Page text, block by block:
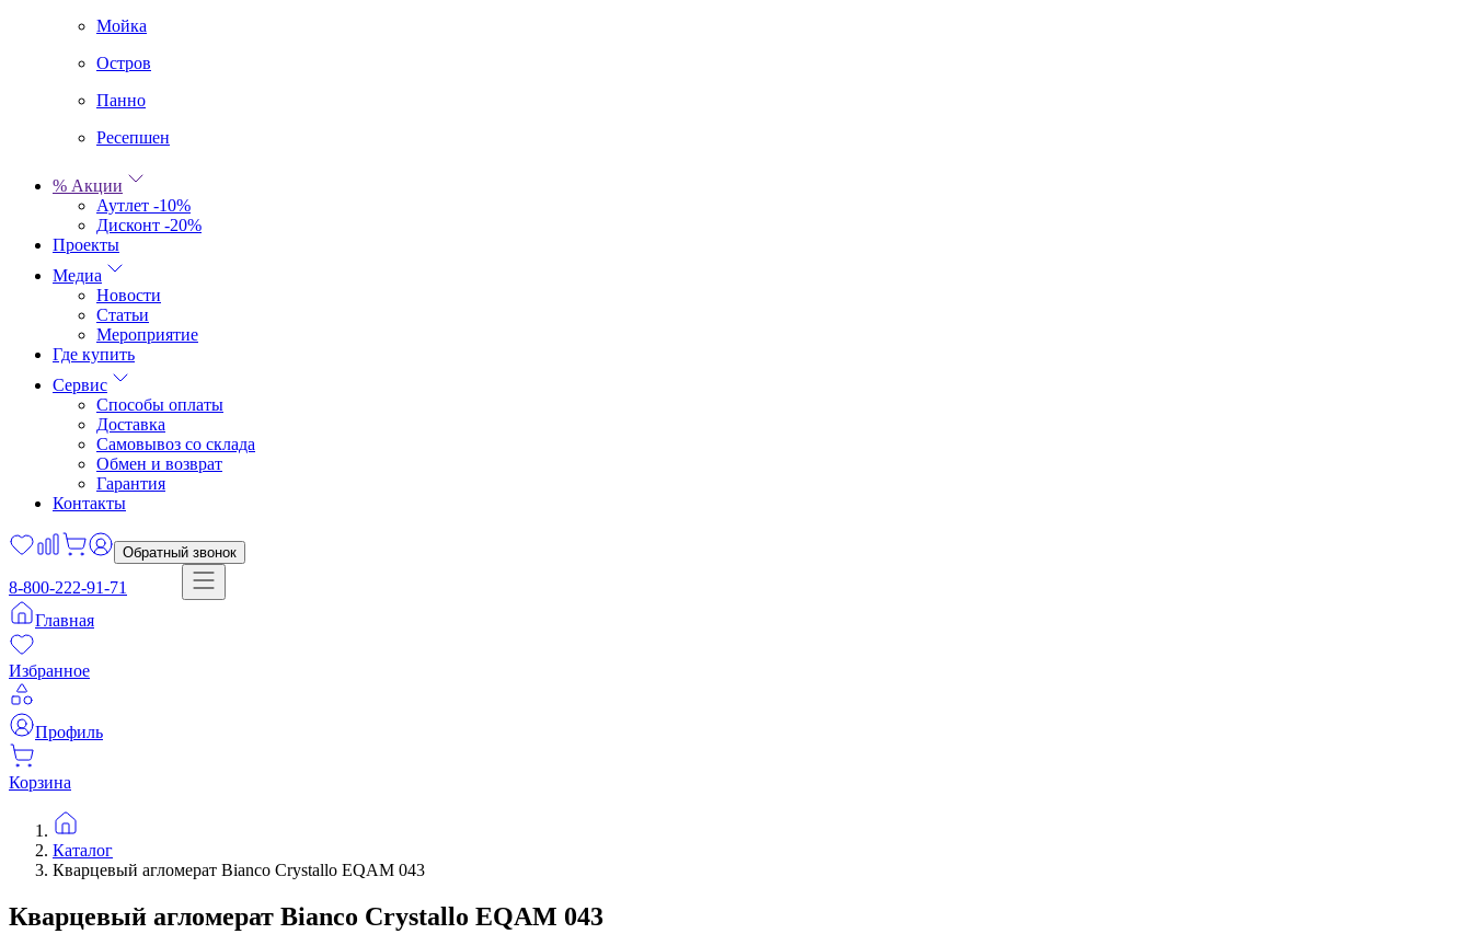
Мойка
Остров
Панно
Ресепшен
% Акции
Аутлет -10%
Дисконт -20%
Проекты
Медиа
Новости
Статьи
Мероприятие
Где купить
Сервис
Способы оплаты
Доставка
Самовывоз со склада
Обмен и возврат
Гарантия
Контакты
Обратный звонок
8-800-222-91-71
Главная
Избранное
Профиль
Корзина
Каталог
Кварцевый агломерат Bianco Crystallo EQAM 043
Кварцевый агломерат Bianco Crystallo EQAM 043